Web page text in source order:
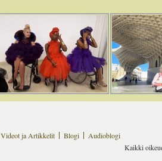
Videot ja Artikkelit Blogi
Audioblogi
Kaikki